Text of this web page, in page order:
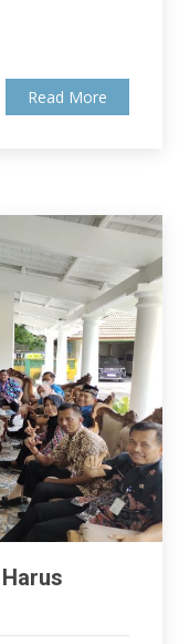
Read More